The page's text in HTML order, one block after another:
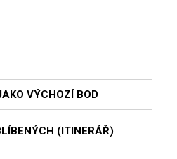
VÝCHOZÍ BOD
(ITINERÁŘ)